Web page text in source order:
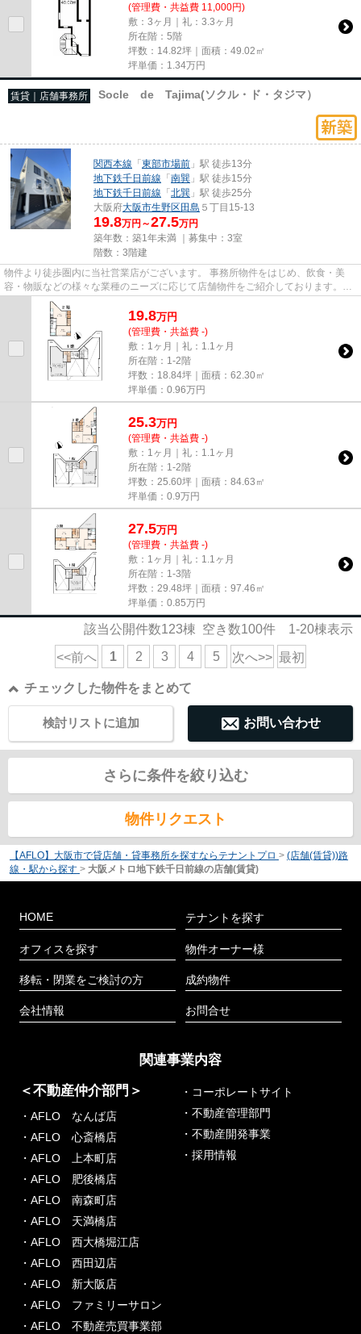
(管理費・共益費 11,000円)
敷：3ヶ月｜礼：3.3ヶ月
所在階：5階
坪数：14.82坪｜面積：49.02㎡
坪単価： 1.34万円
賃貸｜店舗事務所 Socle de Tajima(ソクル・ド・タジマ）
関西本線 「東部市場前 」駅 徒歩13分
地下鉄千日前線 「南巽 」駅 徒歩15分
地下鉄千日前線 「北巽 」駅 徒歩25分
大阪府大阪市生野区田島 ５丁目15-13
19.8万円～27.5万円
築年数：築1年未満 ｜募集中： 3室
階数：3階建
物件より徒歩圏内に当社営業店がございます。 事務所物件をはじめ、飲食・美
容・物販などの様々な業種のニーズに応じて店舗物件をご紹介しております。
尚、弊社ではおとり広告は一切...
19.8万円
(管理費・共益費 -)
敷：1ヶ月｜礼：1.1ヶ月
所在階：1-2階
坪数：18.84坪｜面積：62.30㎡
坪単価： 0.96万円
25.3万円
(管理費・共益費 -)
敷：1ヶ月｜礼：1.1ヶ月
所在階：1-2階
坪数：25.60坪｜面積：84.63㎡
坪単価： 0.9万円
27.5万円
(管理費・共益費 -)
敷：1ヶ月｜礼：1.1ヶ月
所在階：1-3階
坪数：29.48坪｜面積：97.46㎡
坪単価： 0.85万円
該当公開件数123棟 空き数100件 1-20棟表示
<<前へ 1 2 3 4 5 次へ>> 最初
チェックした物件をまとめて
お問い合わせ
検討リストに追加
さらに条件を絞り込む
物件リクエスト
【AFLO】大阪市で貸店舗・貸事務所を探すならテナントプロ > (店舗(賃貸))路
線・駅から探す > 大阪メトロ地下鉄千日前線の店舗(賃貸)
HOME
オフィスを探す
移転・閉業をご検討の方
会社情報
テナントを探す
物件オーナー様
成約物件
お問合せ
関連事業内容
＜不動産仲介部門＞
・AFLO なんば店
・AFLO 心斎橋店
・AFLO 上本町店
・AFLO 肥後橋店
・AFLO 南森町店
・AFLO 天満橋店
・AFLO 西大橋堀江店
・AFLO 西田辺店
・AFLO 新大阪店
・AFLO ファミリーサロン
・AFLO 不動産売買事業部
・コーポレートサイト
・不動産管理部門
・不動産開発事業
・採用情報